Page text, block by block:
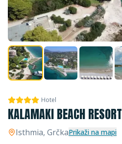
Hotel
KALAMAKI BEACH RESORT
Isthmia, GrčkaPrikaži na mapi